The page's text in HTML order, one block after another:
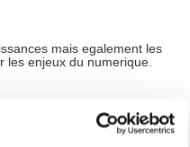
mais egalement les
les enjeux du numerique.